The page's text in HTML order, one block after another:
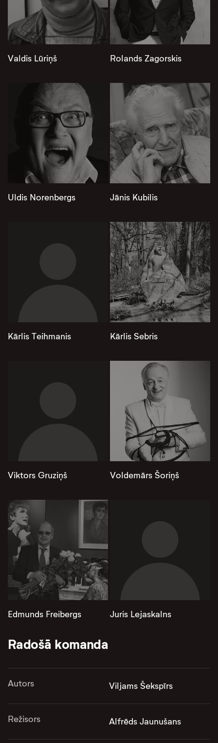
Valdis Lūriņš Rolands Zagorskis
Uldis Norenbergs Jānis Kubilis
Kārlis Teihmanis Kārlis Sebris
Viktors Gruziņš Voldemārs Šoriņš
Edmunds Freibergs Juris Lejaskalns
Radošā komanda
Autors Viljams Šekspīrs
Režisors Alfrēds Jaunušans